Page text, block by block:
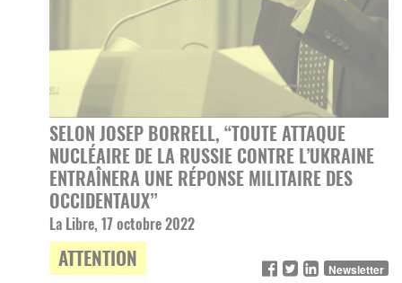
SELON JOSEP BORRELL, “TOUTE ATTAQUE
NUCLÉAIRE DE LA RUSSIE CONTRE L’UKRAINE
ENTRAÎNERA UNE RÉPONSE MILITAIRE DES
OCCIDENTAUX”
La Libre, 17 octobre 2022
ATTENTION Newsletter